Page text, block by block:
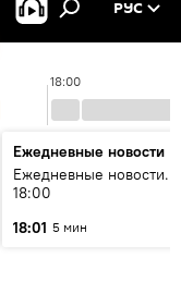
РУС
18:00
Ежедневные новости
Ежедневные новости.
18:00
18:01 5 мин